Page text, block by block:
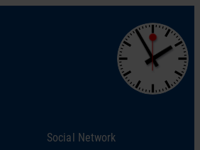
Social Network